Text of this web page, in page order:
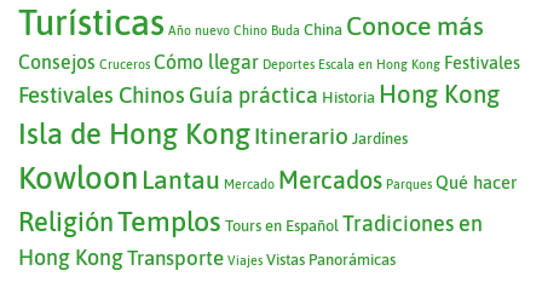
Turísticas Año nuevo Chino Buda China Conoce más
Consejos Cruceros Cómo llegar Deportes Escala en Hong Kong Festivales
Festivales Chinos Guía práctica Historia Hong Kong
Isla de Hong KongItinerario Jardínes
Kowloon Lantau Mercado Mercados Parques Qué hacer
ReligiónTemplos Tours en Español Tradiciones en
Hong KongTransporte Viajes Vistas Panorámicas